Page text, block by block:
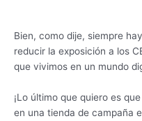
Bien, como dije, siempre
reducir la exposición a los
que vivimos en un mundo
¡Lo último que quiero es
en una tienda de campaña